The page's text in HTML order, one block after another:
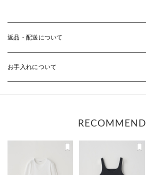
返品・配送について
お手入れについて
RECOMMEND